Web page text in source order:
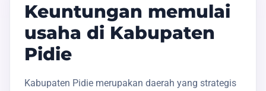
Keuntungan memulai
usaha di Kabupaten
Pidie
Kabupaten Pidie merupakan daerah yang strategis